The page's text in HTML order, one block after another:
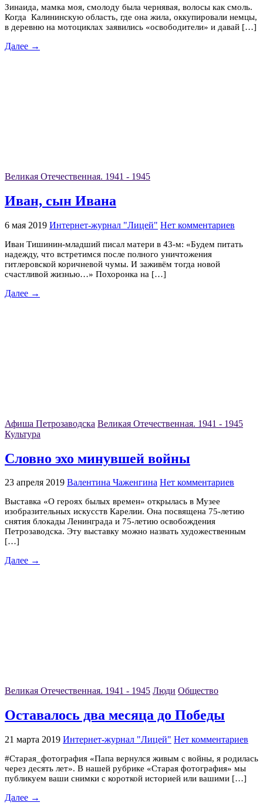
Зинаида, мамка моя, смолоду была чернявая, волосы как смоль.
Когда Калининскую область, где она жила, оккупировали немцы,
в деревню на мотоциклах заявились «освободители» и давай […]
Далее →
Великая Отечественная. 1941 - 1945
Иван, сын Ивана
6 мая 2019 Интернет-журнал "Лицей" Нет комментариев
Иван Тишинин-младший писал матери в 43-м: «Будем питать
надежду, что встретимся после полного уничтожения
гитлеровской коричневой чумы. И заживём тогда новой
счастливой жизнью…» Похоронка на […]
Далее →
Афиша Петрозаводска Великая Отечественная. 1941 - 1945
Культура
Словно эхо минувшей войны
23 апреля 2019 Валентина Чаженгина Нет комментариев
Выставка «О героях былых времен» открылась в Музее
изобразительных искусств Карелии. Она посвящена 75-летию
снятия блокады Ленинграда и 75-летию освобождения
Петрозаводска. Эту выставку можно назвать художественным
[…]
Далее →
Великая Отечественная. 1941 - 1945 Люди Общество
Оставалось два месяца до Победы
21 марта 2019 Интернет-журнал "Лицей" Нет комментариев
#Старая_фотография «Папа вернулся живым с войны, я родилась
через десять лет». В нашей рубрике «Старая фотография» мы
публикуем ваши снимки с короткой историей или вашими […]
Далее →